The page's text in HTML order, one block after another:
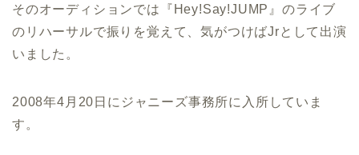
そのオーディションでは『Hey!Say!JUMP』のライブ
のリハーサルで振りを覚えて、気がつけばJrとして出演
いました。
2008年4月20日にジャニーズ事務所に入所していま
す。